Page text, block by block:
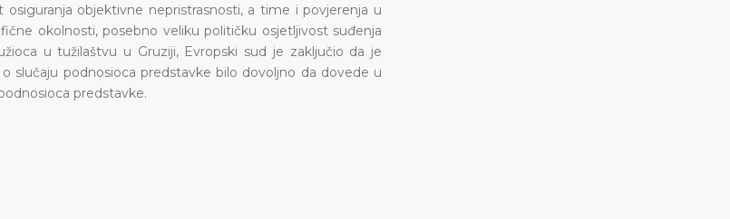
objektivne nepristrasnosti, a time i povjerenja u
okolnosti, posebno veliku političku osjetljivost suđenja
u tužilaštvu u Gruziji, Evropski sud je zaključio da je
slučaju podnosioca predstavke bilo dovoljno da dovede u
predstavke.